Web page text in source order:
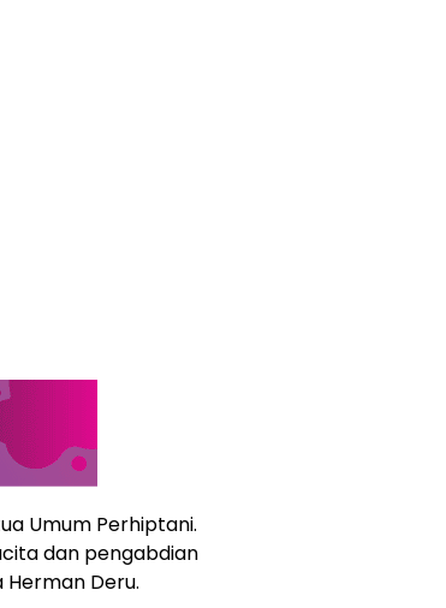
Umum Perhiptani.
dan pengabdian
Herman Deru.